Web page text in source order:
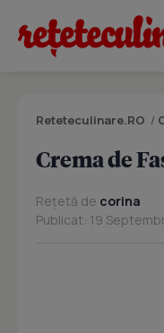
Reteteculinare.RO /
Crema de
Rețetă de corina
Publicat: 19